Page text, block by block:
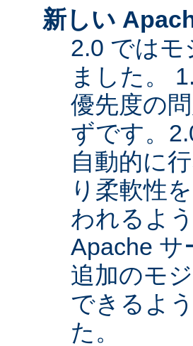
新しい
2.0 ではモ
ました。
優先度の
ずです。
自動的に
り柔軟性
われるよ
Apache サ
追加のモ
できるよ
た。